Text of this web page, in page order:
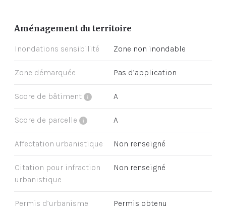
Aménagement du territoire
Inondations sensibilité Zone non inondable
Zone démarquée Pas d’application
Score de bâtiment A
Score de parcelle A
Affectation urbanistique Non renseigné
Citation pour infraction
urbanistique
Non renseigné
Permis d’urbanisme Permis obtenu